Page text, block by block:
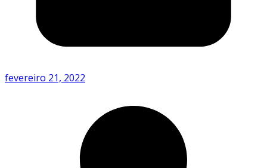
fevereiro 21, 2022